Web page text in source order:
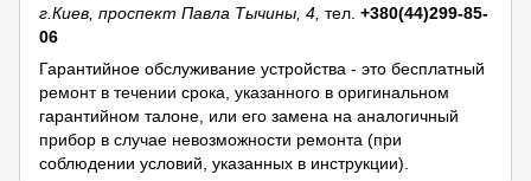
г.Киев, проспект Павла Тычины, 4, тел. +380(44)299-85-
06
Гарантийное обслуживание устройства - это бесплатный
ремонт в течении срока, указанного в оригинальном
гарантийном талоне, или его замена на аналогичный
прибор в случае невозможности ремонта (при
соблюдении условий, указанных в инструкции).